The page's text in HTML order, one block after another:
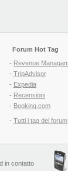
Forum Hot Tag
- Revenue
- TripAdvisor
- Expedia
- Recensioni
- Booking.com
- Tutti i tag del forum
in contatto